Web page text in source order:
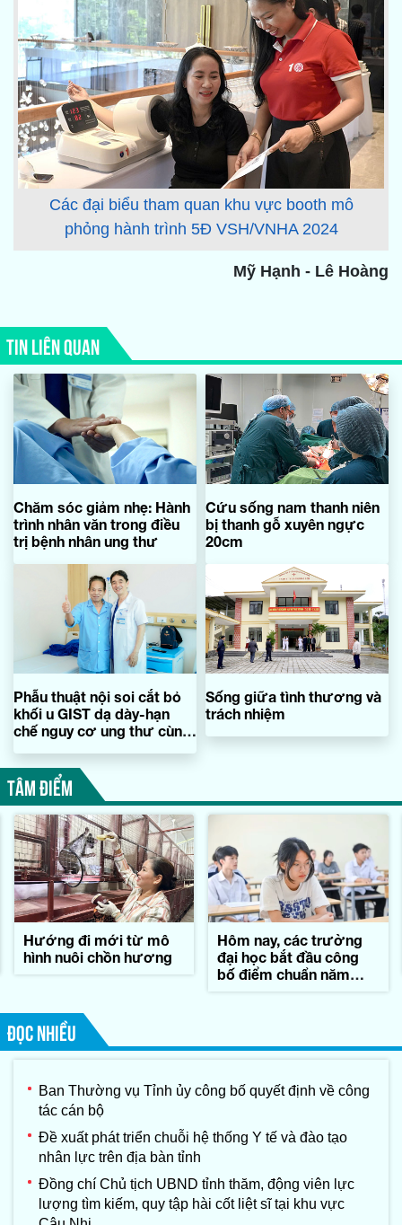
Các đại biểu tham quan khu vực booth mô
phỏng hành trình 5Đ VSH/VNHA 2024
Mỹ Hạnh - Lê Hoàng
TIN LIÊN QUAN
Chăm sóc giảm nhẹ: Hành
trình nhân văn trong điều
trị bệnh nhân ung thư
Cứu sống nam thanh niên
bị thanh gỗ xuyên ngực
20cm
Phẫu thuật nội soi cắt bỏ
khối u GIST dạ dày-hạn
chế nguy cơ ung thư cùng
Sống giữa tình thương và
trách nhiệm
TÂM ĐIỂM
Hướng đi mới từ mô
hình nuôi chồn hương
Hôm nay, các trường
đại học bắt đầu công
bố điểm chuẩn năm
ĐỌC NHIỀU
Ban Thường vụ Tỉnh ủy công bố quyết định về công
tác cán bộ
Đề xuất phát triển chuỗi hệ thống Y tế và đào tạo
nhân lực trên địa bàn tỉnh
Đồng chí Chủ tịch UBND tỉnh thăm, động viên lực
lượng tìm kiếm, quy tập hài cốt liệt sĩ tại khu vực